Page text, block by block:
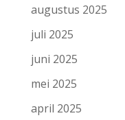
augustus 2025
juli 2025
juni 2025
mei 2025
april 2025